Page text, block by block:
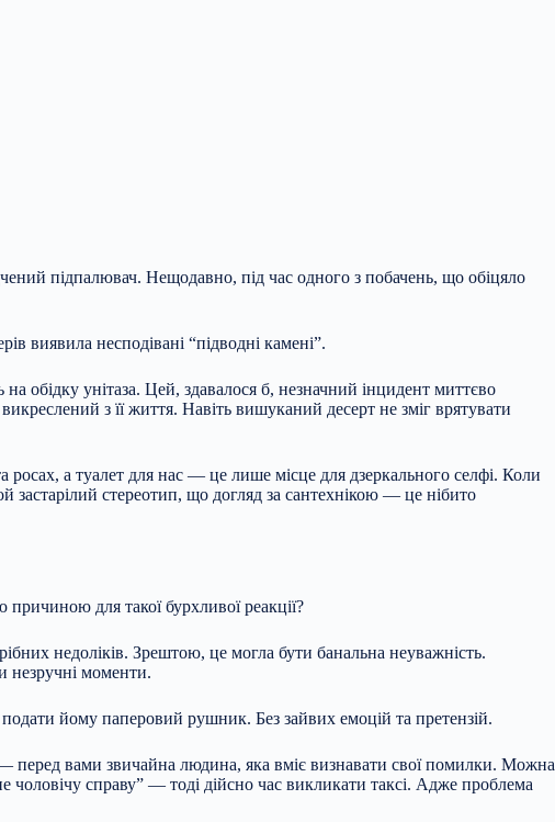
підпалювач. Нещодавно, під час одного з побачень, що обіцяло
виявила несподівані “підводні камені”.
обідку унітаза. Цей, здавалося б, незначний інцидент миттєво
з її життя. Навіть вишуканий десерт не зміг врятувати
росах, а туалет для нас — це лише місце для дзеркального селфі. Коли
застарілий стереотип, що догляд за сантехнікою — це нібито
для такої бурхливої реакції?
недоліків. Зрештою, це могла бути банальна неуважність.
незручні моменти.
йому паперовий рушник. Без зайвих емоцій та претензій.
— перед вами звичайна людина, яка вміє визнавати свої помилки. Можна
справу” — тоді дійсно час викликати таксі. Адже проблема